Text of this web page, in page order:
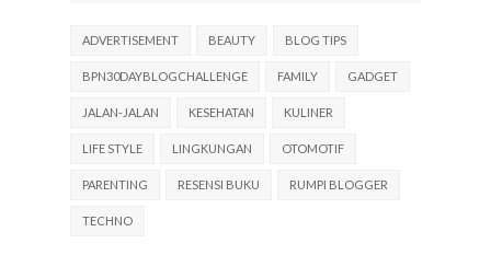
ADVERTISEMENT BEAUTY BLOG TIPS
BPN30DAYBLOGCHALLENGE FAMILY GADGET
JALAN-JALAN KESEHATAN KULINER
LIFE STYLE LINGKUNGAN OTOMOTIF
PARENTING RESENSI BUKU RUMPI BLOGGER
TECHNO